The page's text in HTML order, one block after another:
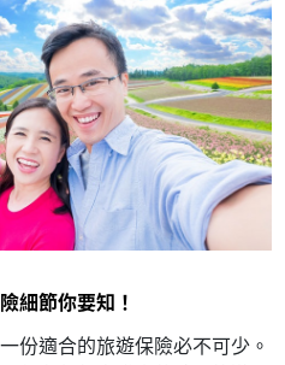
細節你要知！
份適合的旅遊保險必不可少。